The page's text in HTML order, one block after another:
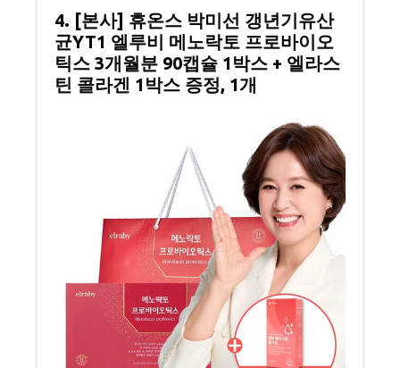
4. [본사] 휴온스 박미선 갱년기유산
균YT1 엘루비 메노락토 프로바이오
틱스 3개월분 90캡슐 1박스 + 엘라스
틴 콜라겐 1박스 증정, 1개